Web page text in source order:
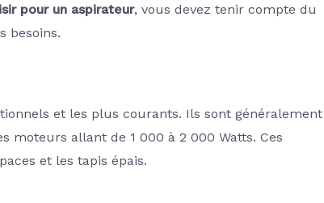
pour un aspirateur, vous devez tenir compte du
besoins.
et les plus courants. Ils sont généralement
moteurs allant de 1 000 à 2 000 Watts. Ces
et les tapis épais.